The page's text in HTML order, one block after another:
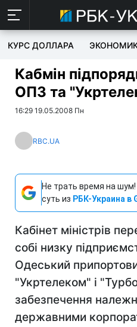
КУРС ДОЛЛАРА
Кабмін
ОПЗ та
16:29 19.05.2008 Пн
RBC.UA
Не трать время на
суть из РБК-Украина в
Кабінет міністрів
собі низку
Одеський
"Укртелеком" і
забезпечення
державними